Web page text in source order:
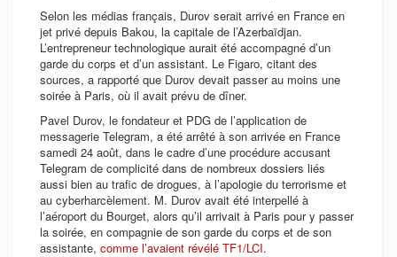
Selon les médias français, Durov serait arrivé en France en
jet privé depuis Bakou, la capitale de l’Azerbaïdjan.
L’entrepreneur technologique aurait été accompagné d’un
garde du corps et d’un assistant. Le Figaro, citant des
sources, a rapporté que Durov devait passer au moins une
soirée à Paris, où il avait prévu de dîner.
Pavel Durov, le fondateur et PDG de l’application de
messagerie Telegram, a été arrêté à son arrivée en France
samedi 24 août, dans le cadre d’une procédure accusant
Telegram de complicité dans de nombreux dossiers liés
aussi bien au trafic de drogues, à l’apologie du terrorisme et
au cyberharcèlement. M. Durov avait été interpellé à
l’aéroport du Bourget, alors qu’il arrivait à Paris pour y passer
la soirée, en compagnie de son garde du corps et de son
assistante, comme l’avaient révélé TF1/LCI.